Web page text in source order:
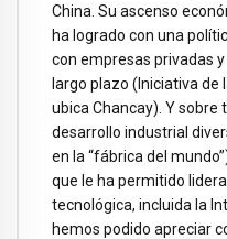
China. Su ascenso
ha logrado con una
con empresas privadas
largo plazo (Iniciativa de
ubica Chancay). Y sobre
desarrollo industrial
en la “fábrica del
que le ha permitido
tecnológica, incluida la
hemos podido apreciar